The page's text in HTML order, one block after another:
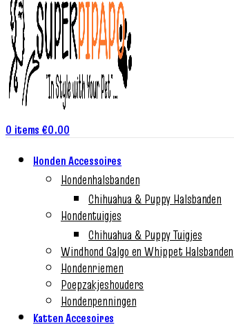
0 items €0.00
Honden Accessoires
Hondenhalsbanden
Chihuahua & Puppy Halsbanden
Hondentuigjes
Chihuahua & Puppy Tuigjes
Windhond Galgo en Whippet Halsbanden
Hondenriemen
Poepzakjeshouders
Hondenpenningen
Katten Accesoires